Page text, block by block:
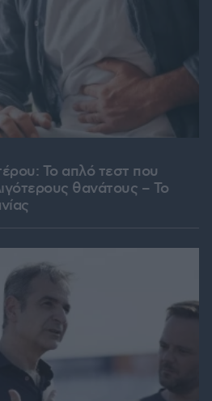
Το απλό τεστ που
θανάτους – Το